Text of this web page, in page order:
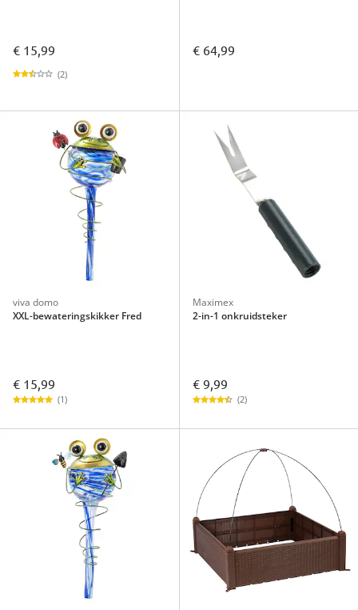
€ 15,99
(2)
€ 64,99
viva domo
XXL-bewateringskikker Fred
€ 15,99
(1)
Maximex
2-in-1 onkruidsteker
€ 9,99
(2)